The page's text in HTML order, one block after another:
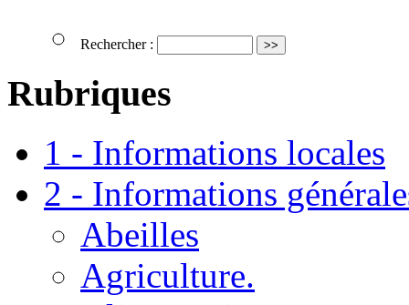
Rechercher :
Rubriques
1 - Informations locales
2 - Informations
Abeilles
Agriculture.